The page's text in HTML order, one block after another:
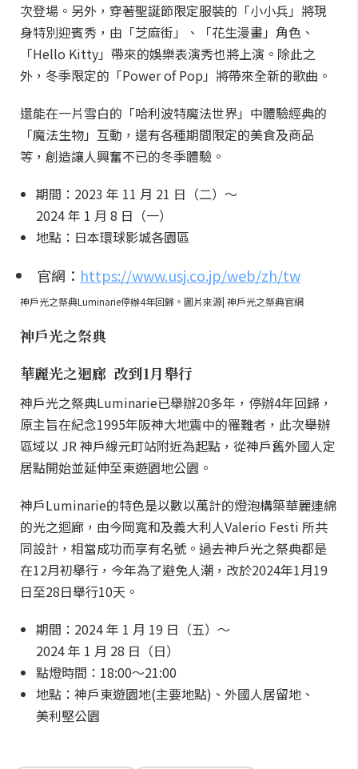
次登場。另外，穿著聖誕節限定服裝的「小小兵」將現
身特別迎賓秀，由「芝麻街」、「花生漫畫」角色、
「Hello Kitty」帶來的娛樂表演秀也將上演。除此之
外，冬季限定的「Power of Pop」將帶來全新的歌曲。
還能在一片雪白的「哈利波特魔法世界」中體驗經典的
「魔法生物」互動，還有各種期間限定的美食及商品
等，創造讓人興奮不已的冬季體驗。
期間：2023 年 11 月 21 日（二）～
2024 年 1 月 8 日（一）
地點：日本環球影城各園區
官網： https://www.usj.co.jp/web/zh/tw
神戶光之祭典Luminarie停辦4年回歸。圖片來源| 神戶光之祭典官網
神戶光之祭典
華麗光之迴廊 改到1月舉行
神戶光之祭典Luminarie已舉辦20多年，停辦4年回歸，
原主旨在紀念1995年阪神大地震中的罹難者，此次舉辦
區域以 JR 神戶線元町站附近為起點，從神戶舊外國人定
居點開始並延伸至東遊園地公園。
神戶Luminarie的特色是以數以萬計的燈泡構築華麗連綿
的光之迴廊，由今岡寬和及義大利人Valerio Festi 所共
同設計，相當成功而享有名號。過去神戶光之祭典都是
在12月初舉行，今年為了避免人潮，改於2024年1月19
日至28日舉行10天。
期間：2024 年 1 月 19 日（五）～
2024 年 1 月 28 日（日）
點燈時間：18:00～21:00
地點：神戶東遊園地(主要地點)、外國人居留地、
美利堅公園